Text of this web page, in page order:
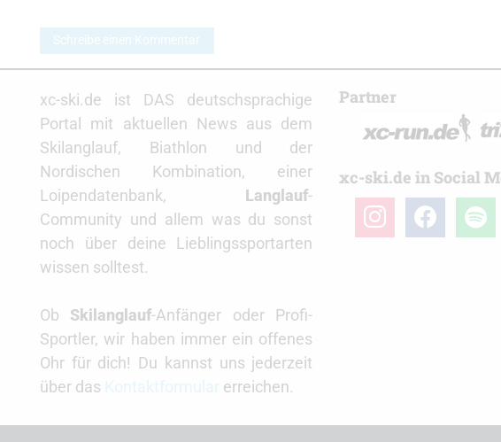
Schreibe einen Kommentar
xc-ski.de ist DAS deutschsprachige
Portal mit aktuellen News aus dem
Skilanglauf, Biathlon und der
Nordischen Kombination, einer
Loipendatenbank, Langlauf-
Community und allem was du sonst
noch über deine Lieblingssportarten
wissen solltest.
Ob Skilanglauf-Anfänger oder Profi-
Sportler, wir haben immer ein offenes
Ohr für dich! Du kannst uns jederzeit
über das
erreichen.
Partner
xc-ski.de in Social
instagramfacebookspotify